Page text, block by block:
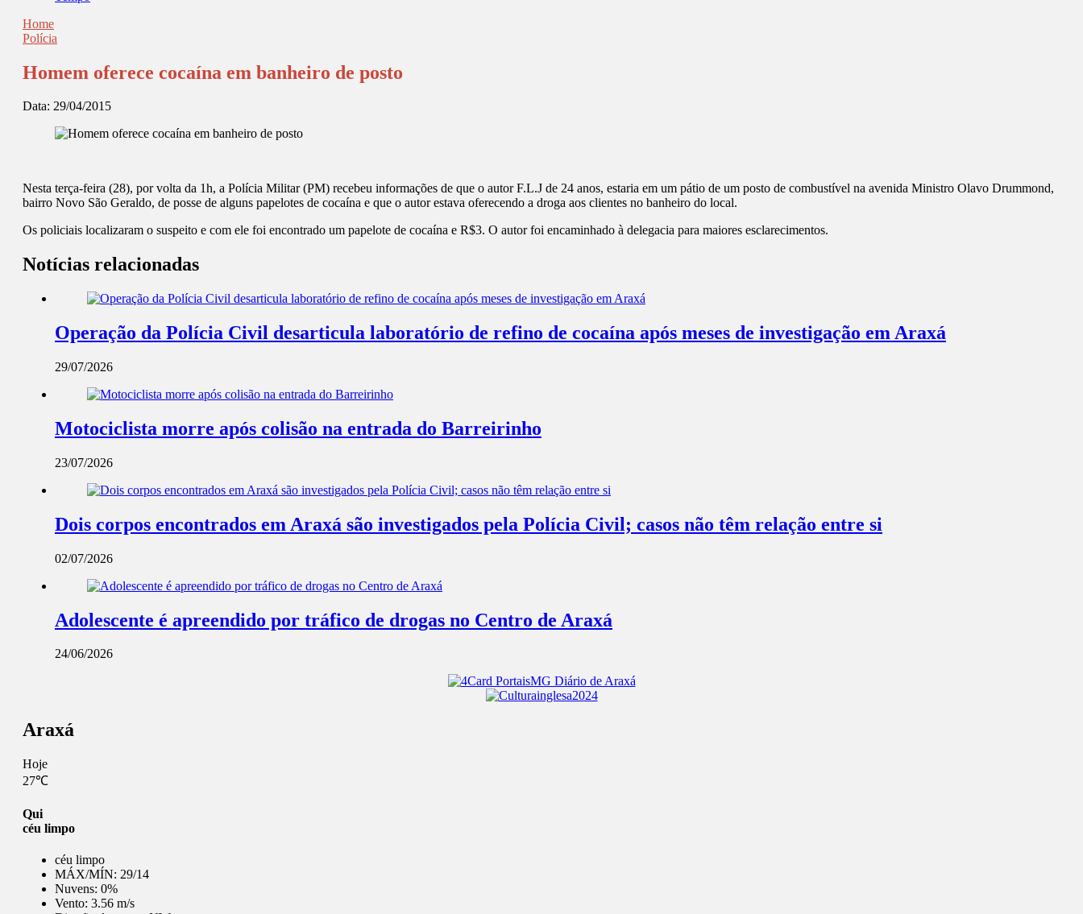
Home
Polícia
Homem oferece cocaína em banheiro de posto
Data: 29/04/2015
Nesta terça-feira (28), por volta da 1h, a Polícia Militar (PM) recebeu informações de que o autor F.L.J de 24 anos, estaria em um pátio de um posto de combustível na avenida Ministro Olavo Drummond,
bairro Novo São Geraldo, de posse de alguns papelotes de cocaína e que o autor estava oferecendo a droga aos clientes no banheiro do local.
Os policiais localizaram o suspeito e com ele foi encontrado um papelote de cocaína e R$3. O autor foi encaminhado à delegacia para maiores esclarecimentos.
Notícias relacionadas
Operação da Polícia Civil desarticula laboratório de refino de cocaína após meses de investigação em Araxá
29/07/2026
Motociclista morre após colisão na entrada do Barreirinho
23/07/2026
Dois corpos encontrados em Araxá são investigados pela Polícia Civil; casos não têm relação entre si
02/07/2026
Adolescente é apreendido por tráfico de drogas no Centro de Araxá
24/06/2026
Araxá
Hoje
27℃
Qui
céu limpo
céu limpo
MÁX/MÍN: 29/14
Nuvens: 0%
Vento: 3.56 m/s